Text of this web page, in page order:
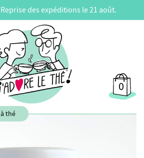
des expéditions le 21 août.
0
thé